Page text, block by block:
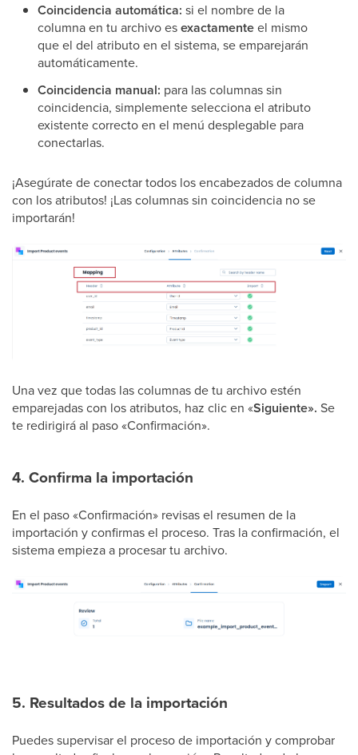
Coincidencia automática: si el nombre de la
columna en tu archivo esexactamenteel mismo
que el del atributo en el sistema, se emparejarán
automáticamente.
Coincidencia manual: para las columnas sin
coincidencia, simplemente selecciona el atributo
existente correcto en el menú desplegable para
conectarlas.
¡Asegúrate de conectar todos los encabezados de columna
con los atributos! ¡Las columnas sin coincidencia no se
importarán!
Una vez que todas las columnas de tu archivo estén
emparejadas con los atributos, haz clic en «Siguiente». Se
te redirigirá al paso «Confirmación».
4. Confirma la importación
En el paso «Confirmación» revisas el resumen de la
importación y confirmas el proceso. Tras la confirmación, el
sistema empieza a procesar tu archivo.
5. Resultados de la importación
Puedes supervisar el proceso de importación y comprobar